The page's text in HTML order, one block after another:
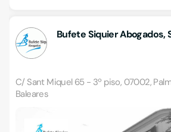
Bufete Siquier Abogados,
C/ Sant Miquel 65 - 3º piso, 07002,
Baleares